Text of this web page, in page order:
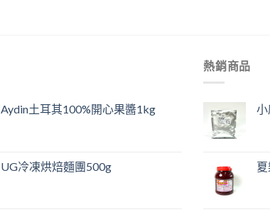
Aydin土耳其100%開心果醬1kg
UG冷凍烘焙麵團500g
熱銷商品